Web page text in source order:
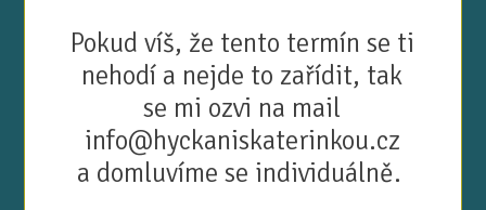
Pokud víš, že tento termín se ti
nehodí a nejde to zařídit, tak
se mi ozvi na mail
info@hyckaniskaterinkou.cz
a domluvíme se individuálně.